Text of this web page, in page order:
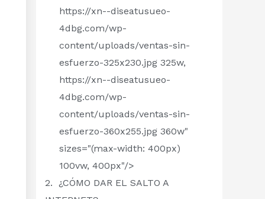
https://xn--diseatusueo-
4dbg.com/wp-
content/uploads/ventas-sin-
esfuerzo-325x230.jpg 325w,
https://xn--diseatusueo-
4dbg.com/wp-
content/uploads/ventas-sin-
esfuerzo-360x255.jpg 360w"
sizes="(max-width: 400px)
100vw, 400px"/>
¿CÓMO DAR EL SALTO A